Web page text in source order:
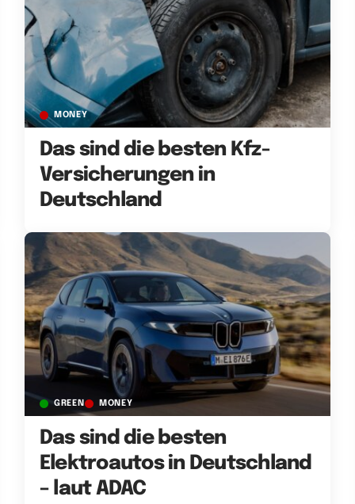
MONEY
Das sind die besten Kfz-
Versicherungen in
Deutschland
GREEN MONEY
Das sind die besten
Elektroautos in Deutschland
– laut ADAC